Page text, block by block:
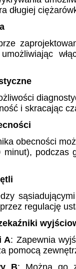
długiej
umożliwiając
i skracając
obecności
minut), podczas
regulację
A: Zapewnia
pomocą
B: Można go